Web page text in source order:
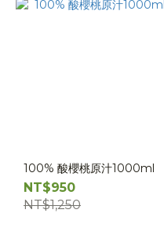
100% 酸櫻桃原汁1000ml
NT$950
NT$1,250